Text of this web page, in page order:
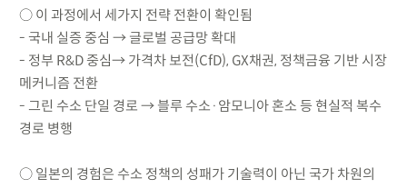
○ 이 과정에서 세가지 전략 전환이 확인됨
- 국내 실증 중심 → 글로벌 공급망 확대
- 정부 R&D 중심→ 가격차 보전(CfD), GX채권, 정책금융 기반 시장
메커니즘 전환
- 그린 수소 단일 경로 → 블루 수소·암모니아 혼소 등 현실적 복수
경로 병행
○ 일본의 경험은 수소 정책의 성패가 기술력이 아닌 국가 차원의